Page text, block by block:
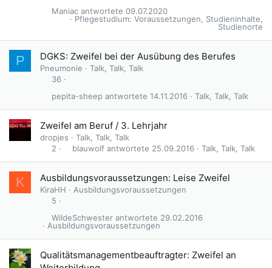
Pflegestudium: Voraussetzungen, Studieninhalte,
Studienorte
09.07.2020
Maniac
P DGKS: Zweifel bei der Ausübung des Berufes
Pneumonie
Talk, Talk, Talk
36
Talk, Talk, Talk
14.11.2016
pepita-sheep
Zweifel am Beruf / 3. Lehrjahr
dropjes
Talk, Talk, Talk
2
Talk, Talk, Talk
25.09.2016
blauwolf
K Ausbildungsvoraussetzungen: Leise Zweifel
KiraHH
Ausbildungsvoraussetzungen
5
Ausbildungsvoraussetzungen
29.02.2016
WildeSchwester
Qualitätsmanagementbeauftragter: Zweifel an